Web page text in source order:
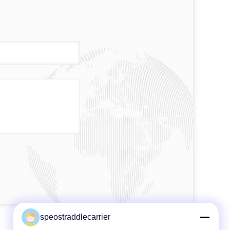
speostraddlecarrier